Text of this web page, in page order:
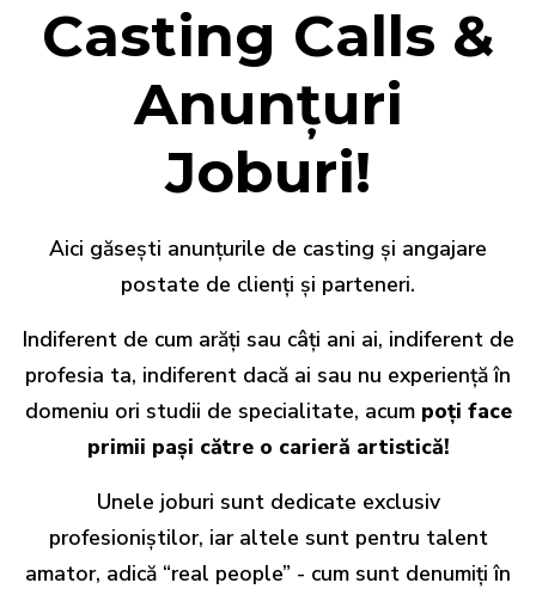
Casting Calls &
Anunțuri
Joburi!
Aici găsești anunțurile de casting și angajare
postate de clienți și parteneri.
Indiferent de cum arăți sau câți ani ai, indiferent de
profesia ta, indiferent dacă ai sau nu experiență în
domeniu ori studii de specialitate, acum poți face
primii pași către o carieră artistică!
Unele joburi sunt dedicate exclusiv
profesioniștilor, iar altele sunt pentru talent
amator, adică “real people” - cum sunt denumiți în